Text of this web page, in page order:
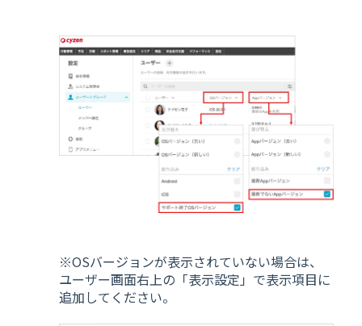
※OSバージョンが表示されていない場合は、
ユーザー画面右上の「表示設定」で表示項目に
追加してください。